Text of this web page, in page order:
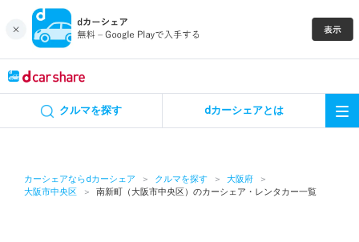
クルマを探す dカーシェアとは
カーシェアならdカーシェア クルマを探す
大阪府
大阪市中央区
南新町（大阪市中央区）のカーシェア・レンタカー一覧
カーシェア